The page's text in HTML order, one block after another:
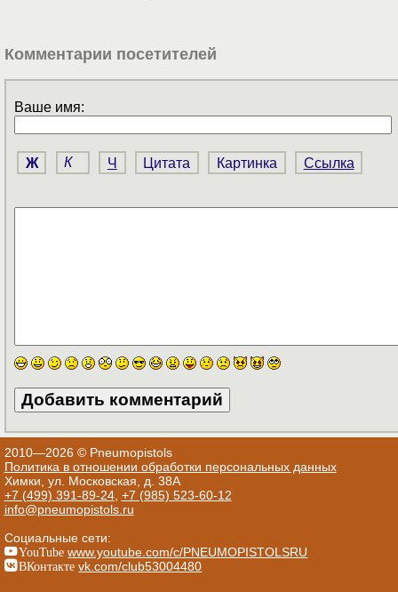
Комментарии посетителей
Ваше имя:
Ж К Ч Цитата Картинка Ссылка
2010—2026 © Pneumopistols
Политика в отношении обработки персональных данных
Химки, ул. Московская, д. 38А
+7 (499) 391-89-24, +7 (985) 523-60-12
info@pneumopistols.ru
Социальные сети:
YouTube www.youtube.com/c/PNEUMOPISTOLSRU
ВКонтакте vk.com/club53004480